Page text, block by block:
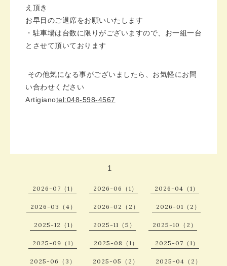
え頂き
お早目のご退席をお願いいたします
・駐車場は台数に限りがございますので、お一組一台
とさせて頂いております
その他気になる事がございましたら、お気軽にお問
い合わせください
Artigianotel:048-598-4567
1
2026-07（1） 2026-06（1） 2026-04（1）
2026-03（4） 2026-02（2） 2026-01（2）
2025-12（1） 2025-11（5） 2025-10（2）
2025-09（1） 2025-08（1） 2025-07（1）
2025-06（3） 2025-05（2） 2025-04（2）